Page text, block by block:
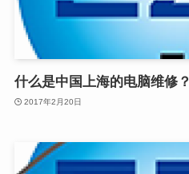
什么是中国上海的电脑维修？
2017年2月20日